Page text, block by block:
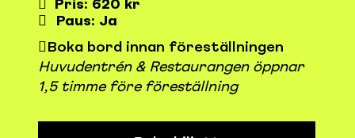
Pris: 620 kr
Paus: Ja
Boka bord innan föreställningen
Huvudentrén & Restaurangen öppnar
1,5 timme före föreställning